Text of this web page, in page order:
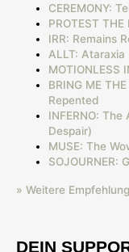
CEREMONY:
PROTEST THE
IRR: Remains
ALLT: Ataraxia
MOTIONLESS
BRING ME
Repented
INFERNO:
Despair)
MUSE: The
SOJOURNER:
» Weitere
DEIN